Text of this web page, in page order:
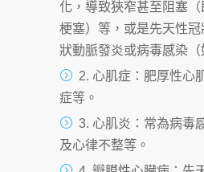
化，導致狹窄甚至阻塞
梗塞）等，或是先天性
狀動脈發炎或病毒感染（
2. 心肌症：肥厚性心
症等。
3. 心肌炎：常為病毒
及心律不整等。